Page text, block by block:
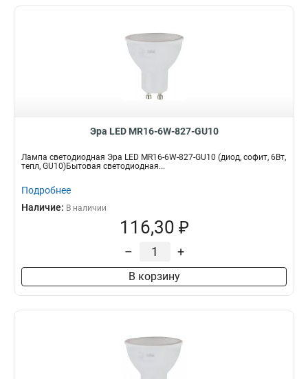
Эра LED MR16-6W-827-GU10
Лампа светодиодная Эра LED MR16-6W-827-GU10 (диод, софит, 6Вт,
тепл, GU10)Бытовая светодиодная...
Подробнее
Наличие: В наличии
116,30 ₽
– +
В корзину